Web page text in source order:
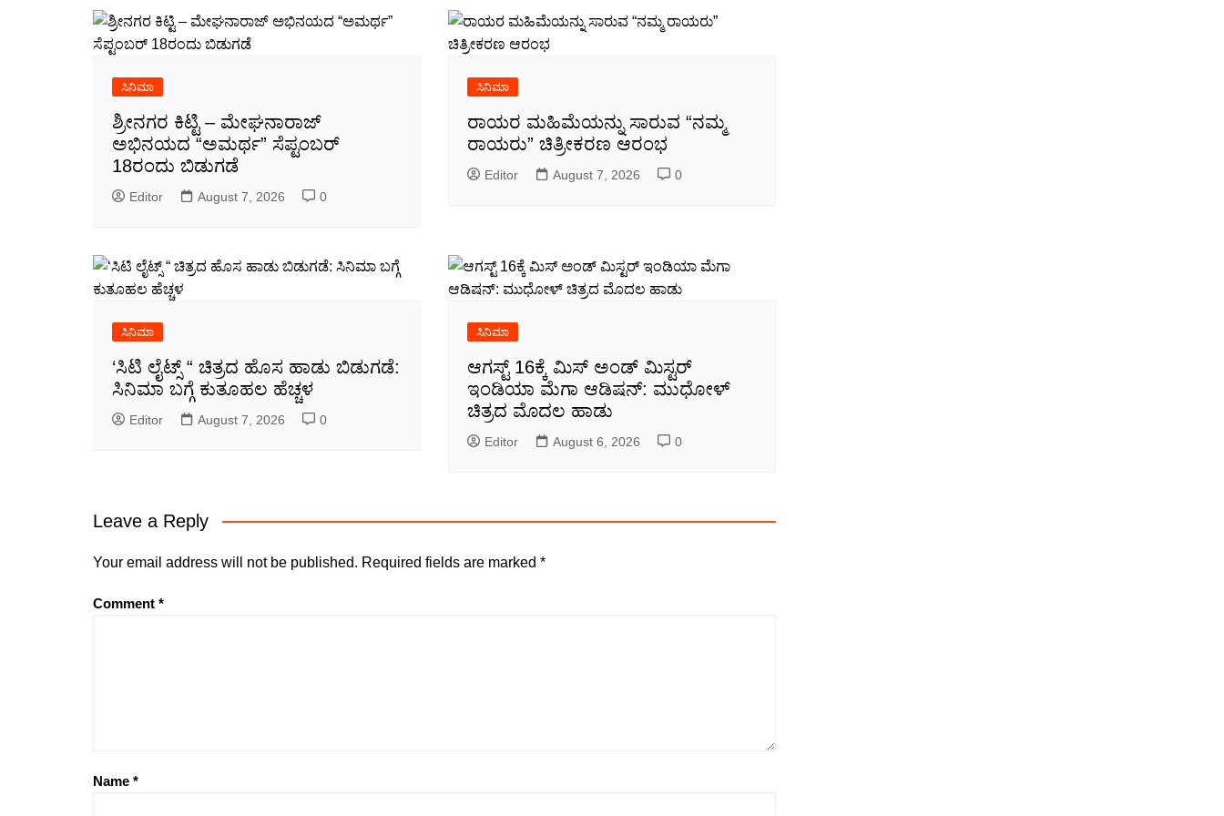
ಸಿನಿಮಾ
ಶ್ರೀನಗರ ಕಿಟ್ಟಿ – ಮೇಘನಾರಾಜ್
ಅಭಿನಯದ “ಅಮರ್ಥ” ಸೆಪ್ಟಂಬರ್
18ರಂದು ಬಿಡುಗಡೆ
Editor August 7, 2026 0
ಸಿನಿಮಾ
ರಾಯರ ಮಹಿಮೆಯನ್ನು ಸಾರುವ “ನಮ್ಮ
ರಾಯರು” ಚಿತ್ರೀಕರಣ ಆರಂಭ
Editor August 7, 2026 0
ಸಿನಿಮಾ
‘ಸಿಟಿ ಲೈಟ್ಸ್ “ ಚಿತ್ರದ ಹೊಸ ಹಾಡು ಬಿಡುಗಡೆ:
ಸಿನಿಮಾ ಬಗ್ಗೆ ಕುತೂಹಲ ಹೆಚ್ಚಳ
Editor August 7, 2026 0
ಸಿನಿಮಾ
ಆಗಸ್ಟ್ 16ಕ್ಕೆ ಮಿಸ್ ಅಂಡ್ ಮಿಸ್ಟರ್
ಇಂಡಿಯಾ ಮೆಗಾ ಆಡಿಷನ್: ಮುಧೋಳ್
ಚಿತ್ರದ ಮೊದಲ ಹಾಡು
Editor August 6, 2026 0
Leave a Reply
Your email address will not be published. Required fields are marked *
Comment *
Name *